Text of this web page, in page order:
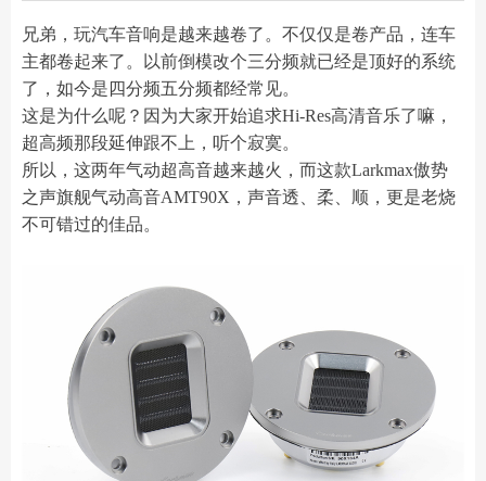
兄弟，玩汽车音响是越来越卷了。不仅仅是卷产品，连车
主都卷起来了。以前倒模改个三分频就已经是顶好的系统
了，如今是四分频五分频都经常见。
这是为什么呢？因为大家开始追求Hi-Res高清音乐了嘛，
超高频那段延伸跟不上，听个寂寞。
所以，这两年气动超高音越来越火，而这款Larkmax傲势
之声旗舰气动高音AMT90X，声音透、柔、顺，更是老烧
不可错过的佳品。